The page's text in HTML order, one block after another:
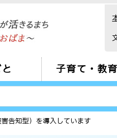
子育て・教育
告知型）を導入しています